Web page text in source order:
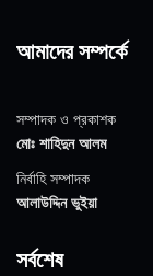
আমাদের সম্পর্কে
সম্পাদক ও প্রকাশক
মোঃ শাহিদুন আলম
নির্বাহি সম্পাদক
আলাউদ্দিন ভুইয়া
সর্বশেষ